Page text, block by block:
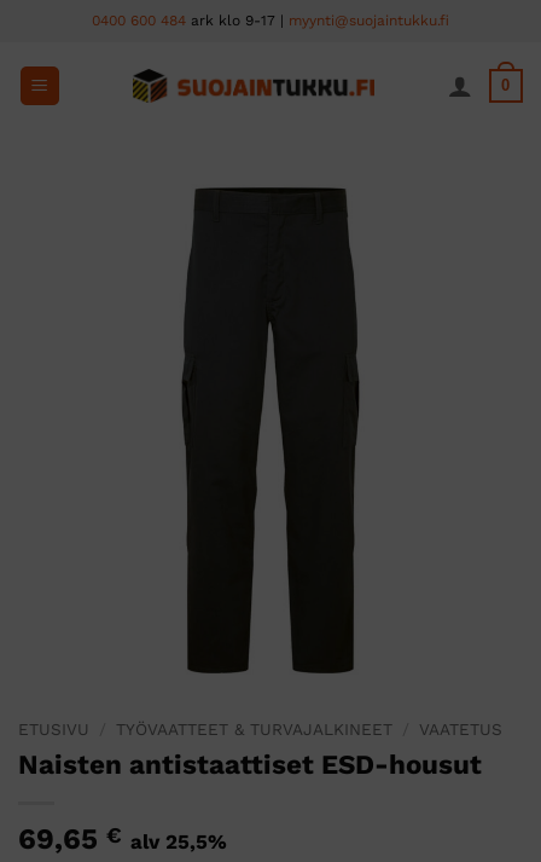
content
0400 600 484 ark klo 9-17 | myynti@suojaintukku.fi
0
ETUSIVU TYÖVAATTEET & TURVAJALKINEET VAATETUS
Naisten antistaattiset ESD-housut
69,65 € alv 25,5%